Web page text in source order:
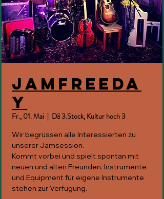
JAMfreeda
y
Fr., 01. Mai
  |
Dä 3.Stock, Kultur hoch 3
Wir begrüssen alle Interessierten zu
unserer Jamsession.
Kommt vorbei und spielt spontan mit
neuen und alten Freunden. Instrumente
und Equipment für eigene Instrumente
stehen zur Verfügung.